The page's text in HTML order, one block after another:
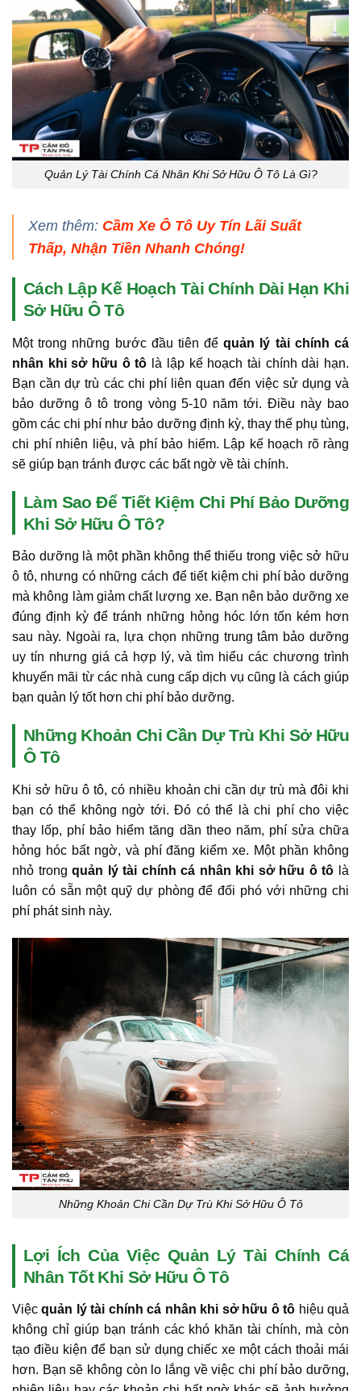
Quản Lý Tài Chính Cá Nhân Khi Sở Hữu Ô Tô Là Gì?
Xem thêm: Cầm Xe Ô Tô Uy Tín Lãi Suất
Thấp, Nhận Tiền Nhanh Chóng!
Cách Lập Kế Hoạch Tài Chính Dài Hạn Khi
Sở Hữu Ô Tô
Một trong những bước đầu tiên đểquản lý tài chính cá
nhân khi sở hữu ô tô là lập kế hoạch tài chính dài hạn.
Bạn cần dự trù các chi phí liên quan đến việc sử dụng và
bảo dưỡng ô tô trong vòng 5-10 năm tới. Điều này bao
gồm các chi phí như bảo dưỡng định kỳ, thay thế phụ tùng,
chi phí nhiên liệu, và phí bảo hiểm. Lập kế hoạch rõ ràng
sẽ giúp bạn tránh được các bất ngờ về tài chính.
Làm Sao Để Tiết Kiệm Chi Phí Bảo Dưỡng
Khi Sở Hữu Ô Tô?
Bảo dưỡng là một phần không thể thiếu trong việc sở hữu
ô tô, nhưng có những cách để tiết kiệm chi phí bảo dưỡng
mà không làm giảm chất lượng xe. Bạn nên bảo dưỡng xe
đúng định kỳ để tránh những hỏng hóc lớn tốn kém hơn
sau này. Ngoài ra, lựa chọn những trung tâm bảo dưỡng
uy tín nhưng giá cả hợp lý, và tìm hiểu các chương trình
khuyến mãi từ các nhà cung cấp dịch vụ cũng là cách giúp
bạn quản lý tốt hơn chi phí bảo dưỡng.
Những Khoản Chi Cần Dự Trù Khi Sở Hữu
Ô Tô
Khi sở hữu ô tô, có nhiều khoản chi cần dự trù mà đôi khi
bạn có thể không ngờ tới. Đó có thể là chi phí cho việc
thay lốp, phí bảo hiểm tăng dần theo năm, phí sửa chữa
hỏng hóc bất ngờ, và phí đăng kiểm xe. Một phần không
nhỏ trongquản lý tài chính cá nhân khi sở hữu ô tô là
luôn có sẵn một quỹ dự phòng để đối phó với những chi
phí phát sinh này.
Những Khoản Chi Cần Dự Trù Khi Sở Hữu Ô Tô
Lợi Ích Của Việc Quản Lý Tài Chính Cá
Nhân Tốt Khi Sở Hữu Ô Tô
Việcquản lý tài chính cá nhân khi sở hữu ô tô hiệu quả
không chỉ giúp bạn tránh các khó khăn tài chính, mà còn
tạo điều kiện để bạn sử dụng chiếc xe một cách thoải mái
hơn. Bạn sẽ không còn lo lắng về việc chi phí bảo dưỡng,